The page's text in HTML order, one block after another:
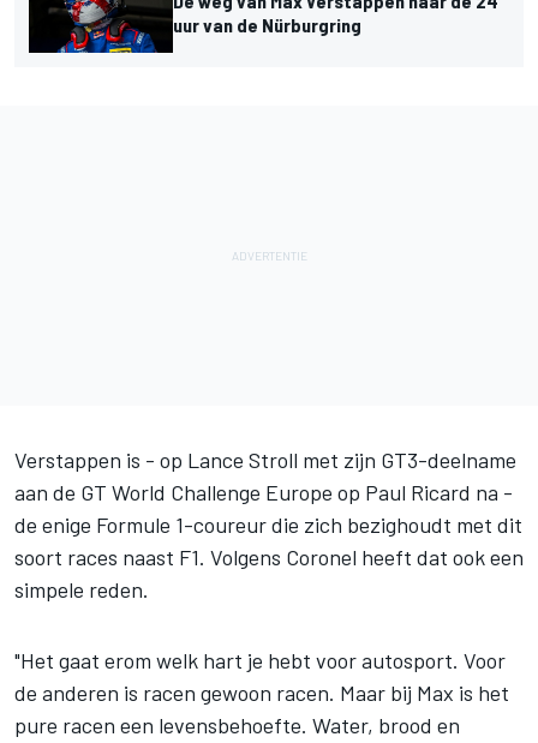
uur van de Nürburgring
Verstappen is - op Lance Stroll met zijn GT3-deelname
aan de GT World Challenge Europe op Paul Ricard na -
de enige Formule 1-coureur die zich bezighoudt met dit
soort races naast F1. Volgens Coronel heeft dat ook een
simpele reden.
"Het gaat erom welk hart je hebt voor autosport. Voor
de anderen is racen gewoon racen. Maar bij Max is het
pure racen een levensbehoefte. Water, brood en